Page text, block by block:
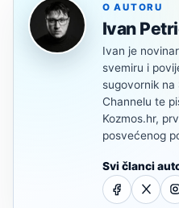
O AUTORU
Ivan
Ivan je
svemiru i
sugovornik
Channelu te
Kozmos.hr,
posvećenog
Svi članci